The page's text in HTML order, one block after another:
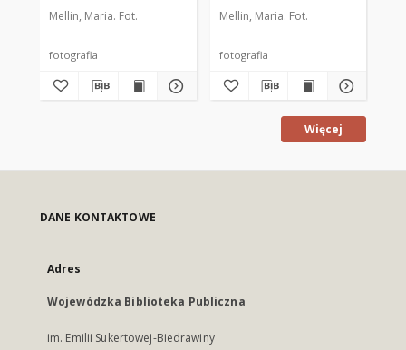
Mellin, Maria. Fot.
fotografia
Mellin, Maria. Fot.
fotografia
Więcej
DANE KONTAKTOWE
Adres
Wojewódzka Biblioteka Publiczna
im. Emilii Sukertowej-Biedrawiny